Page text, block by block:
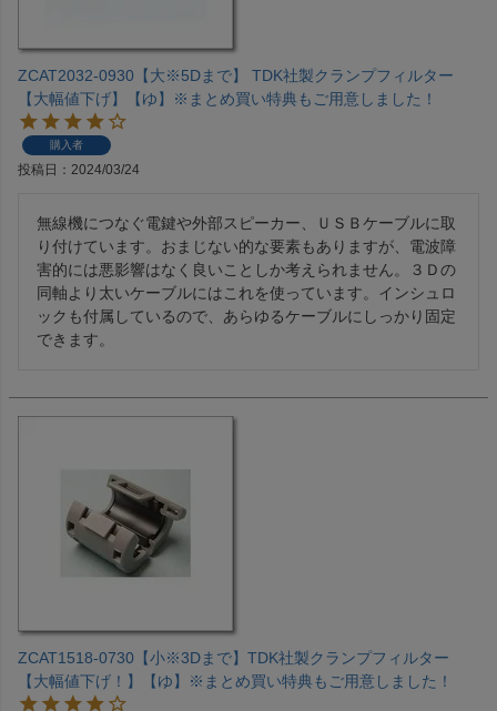
ZCAT2032-0930【大※5Dまで】 TDK社製クランプフィルター
【大幅値下げ】【ゆ】※まとめ買い特典もご用意しました！
購入者
投稿日 2024/03/24
無線機につなぐ電鍵や外部スピーカー、ＵＳＢケーブルに取
り付けています。おまじない的な要素もありますが、電波障
害的には悪影響はなく良いことしか考えられません。３Ｄの
同軸より太いケーブルにはこれを使っています。インシュロ
ックも付属しているので、あらゆるケーブルにしっかり固定
できます。
ZCAT1518-0730【小※3Dまで】TDK社製クランプフィルター
【大幅値下げ！】【ゆ】※まとめ買い特典もご用意しました！